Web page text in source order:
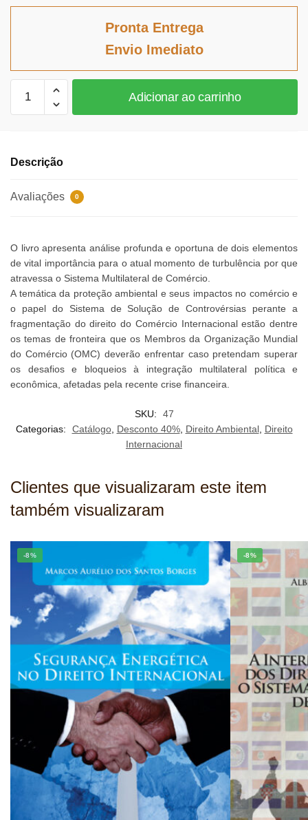
atual
Pronta Entrega
Envio Imediato
Efetividade
OMC
Matéria
Adicionar ao carrinho
Descrição
Avaliações 0
O livro apresenta análise profunda e oportuna de dois elementos
de vital importância para o atual momento de turbulência por que
atravessa o Sistema Multilateral de Comércio.
A temática da proteção ambiental e seus impactos no comércio e
o papel do Sistema de Solução de Controvérsias perante a
fragmentação do direito do Comércio Internacional estão dentre
os temas de fronteira que os Membros da Organização Mundial
do Comércio (OMC) deverão enfrentar caso pretendam superar
os desafios e bloqueios à integração multilateral política e
econômica, afetadas pela recente crise financeira.
SKU:
47
Categorias:
Catálogo, Desconto 40%, Direito Ambiental, Direito
Internacional
Clientes que visualizaram este item
também visualizaram
-8% -8%